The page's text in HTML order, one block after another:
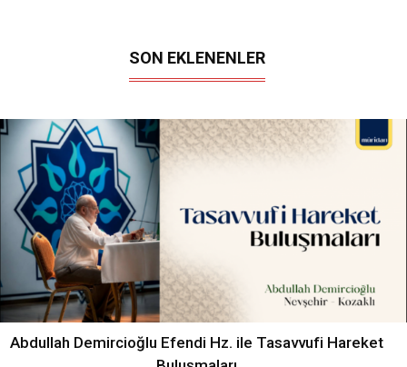
SON EKLENENLER
Abdullah Demircioğlu Efendi Hz. ile Tasavvufi Hareket